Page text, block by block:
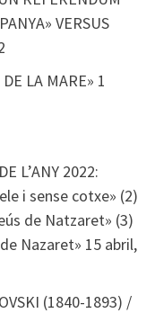
VERSUS
LA MARE» 1
L’ANY 2022:
i sense cotxe» (2)
de Natzaret» (3)
Nazaret» 15 abril,
(1840-1893) /